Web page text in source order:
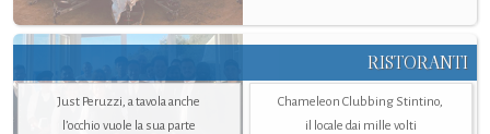
RISTORANTI
Just Peruzzi, a tavola anche
l’occhio vuole la sua parte
Chameleon Clubbing Stintino,
il locale dai mille volti